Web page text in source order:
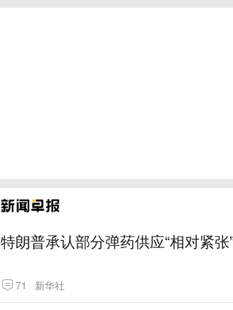
特朗普承认部分弹药供应“相对紧张
71 新华社